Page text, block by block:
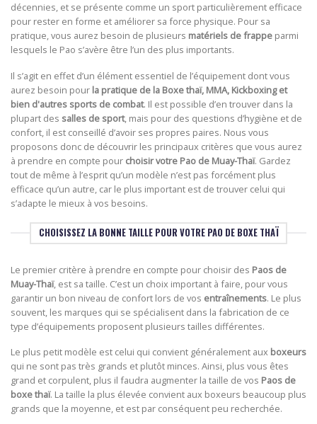
décennies, et se présente comme un sport particulièrement efficace
pour rester en forme et améliorer sa force physique. Pour sa
pratique, vous aurez besoin de plusieurs matériels de frappe parmi
lesquels le Pao s’avère être l’un des plus importants.
Il s’agit en effet d’un élément essentiel de l’équipement dont vous
aurez besoin pour la pratique de la Boxe thaï, MMA, Kickboxing et
bien d'autres sports de combat. Il est possible d’en trouver dans la
plupart des salles de sport, mais pour des questions d’hygiène et de
confort, il est conseillé d’avoir ses propres paires. Nous vous
proposons donc de découvrir les principaux critères que vous aurez
à prendre en compte pour choisir votre Pao de Muay-Thaï. Gardez
tout de même à l’esprit qu’un modèle n’est pas forcément plus
efficace qu’un autre, car le plus important est de trouver celui qui
s’adapte le mieux à vos besoins.
CHOISISSEZ LA BONNE TAILLE POUR VOTRE PAO DE BOXE THAÏ
Le premier critère à prendre en compte pour choisir des Paos de
Muay-Thaï, est sa taille. C’est un choix important à faire, pour vous
garantir un bon niveau de confort lors de vos entraînements. Le plus
souvent, les marques qui se spécialisent dans la fabrication de ce
type d’équipements proposent plusieurs tailles différentes.
Le plus petit modèle est celui qui convient généralement aux boxeurs
qui ne sont pas très grands et plutôt minces. Ainsi, plus vous êtes
grand et corpulent, plus il faudra augmenter la taille de vos Paos de
boxe thaï. La taille la plus élevée convient aux boxeurs beaucoup plus
grands que la moyenne, et est par conséquent peu recherchée.